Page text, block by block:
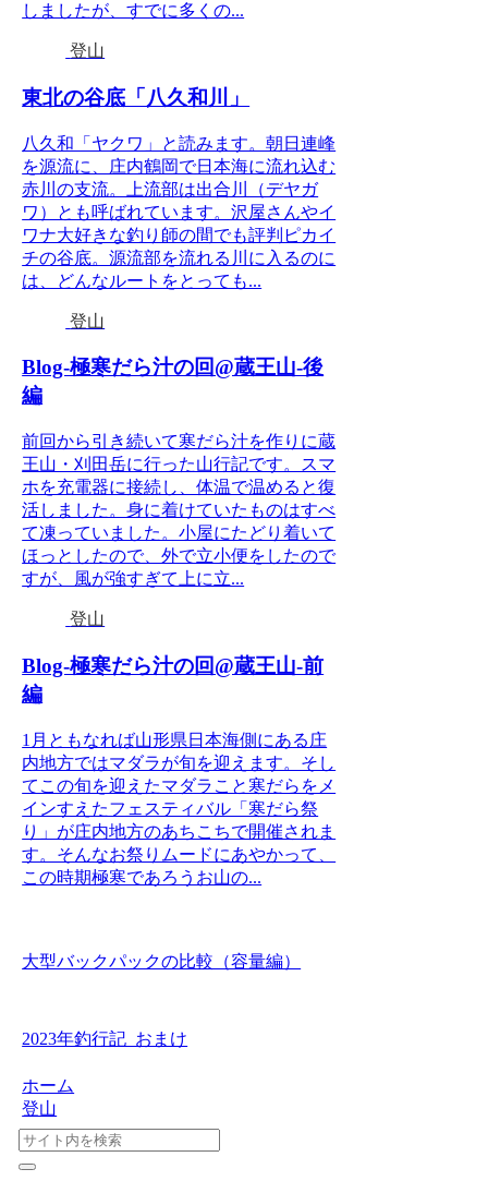
しましたが、すでに多くの...
登山
東北の谷底「八久和川」
八久和「ヤクワ」と読みます。朝日連峰
を源流に、庄内鶴岡で日本海に流れ込む
赤川の支流。上流部は出合川（デヤガ
ワ）とも呼ばれています。沢屋さんやイ
ワナ大好きな釣り師の間でも評判ピカイ
チの谷底。源流部を流れる川に入るのに
は、どんなルートをとっても...
登山
Blog-極寒だら汁の回@蔵王山-後
編
前回から引き続いて寒だら汁を作りに蔵
王山・刈田岳に行った山行記です。スマ
ホを充電器に接続し、体温で温めると復
活しました。身に着けていたものはすべ
て凍っていました。小屋にたどり着いて
ほっとしたので、外で立小便をしたので
すが、風が強すぎて上に立...
登山
Blog-極寒だら汁の回@蔵王山-前
編
1月ともなれば山形県日本海側にある庄
内地方ではマダラが旬を迎えます。そし
てこの旬を迎えたマダラこと寒だらをメ
インすえたフェスティバル「寒だら祭
り」が庄内地方のあちこちで開催されま
す。そんなお祭りムードにあやかって、
この時期極寒であろうお山の...
大型バックパックの比較（容量編）
2023年釣行記_おまけ
ホーム
登山